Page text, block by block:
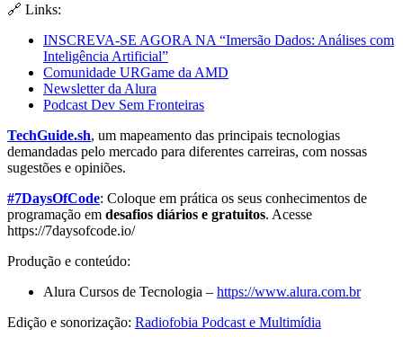
🔗 Links:
INSCREVA-SE AGORA NA “Imersão Dados: Análises com
Inteligência Artificial”
Comunidade URGame da AMD
Newsletter da Alura
Podcast Dev Sem Fronteiras
TechGuide.sh, um mapeamento das principais tecnologias
demandadas pelo mercado para diferentes carreiras, com nossas
sugestões e opiniões.
#7DaysOfCode: Coloque em prática os seus conhecimentos de
programação em desafios diários e gratuitos. Acesse
https://7daysofcode.io/
Produção e conteúdo:
Alura Cursos de Tecnologia – https://www.alura.com.br
Edição e sonorização: Radiofobia Podcast e Multimídia